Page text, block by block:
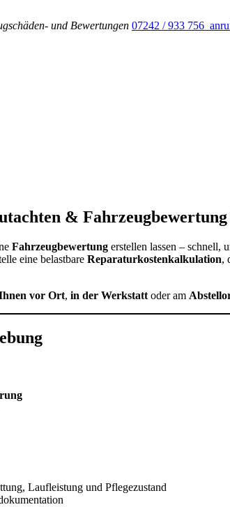
und Bewertungen 07242 / 933 756
&
Fahrzeugbewertung erstellen lassen – schnell,
eine belastbare Reparaturkostenkalkulation,
vor Ort, in der Werkstatt oder am
Laufleistung und Pflegezustand